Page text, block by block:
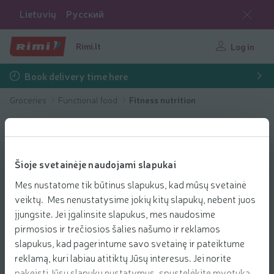
Šioje svetainėje naudojami slapukai
Mes nustatome tik būtinus slapukus, kad mūsų svetainė
veiktų. Mes nenustatysime jokių kitų slapukų, nebent juos
įjungsite. Jei įgalinsite slapukus, mes naudosime
pirmosios ir trečiosios šalies našumo ir reklamos
slapukus, kad pagerintume savo svetainę ir pateiktume
reklamą, kuri labiau atitiktų Jūsų interesus. Jei norite
Lietuvių Русский
Rimi.lt Log in
Book delivery time here
Groceries Functional food Fitness nutrition